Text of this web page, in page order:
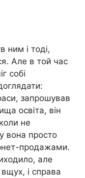
ним і тоді,
Але в той час
собі
запрошував
освіта, він
не
вона просто
продажами.
але
і справа